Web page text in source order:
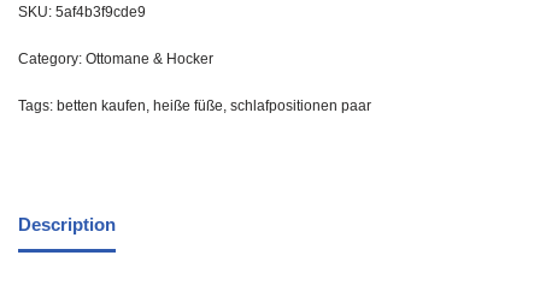
SKU: 5af4b3f9cde9
Category: Ottomane & Hocker
Tags: betten kaufen heiße füße schlafpositionen paar
Description